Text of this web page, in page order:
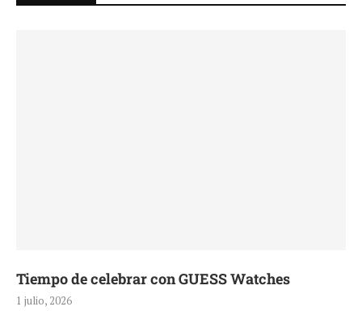
Tiempo de celebrar con GUESS Watches
1 julio, 2026